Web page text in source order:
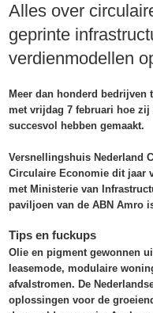
Alles over
geprinte
verdienmodellen
Meer dan honderd bedrijven
met vrijdag 7 februari hoe
succesvol hebben gemaakt.
Versnellingshuis Nederland
Circulaire Economie dit jaar
met Ministerie van
paviljoen van de ABN Amro
Tips en fuckups
Olie en pigment gewonnen
leasemode, modulaire
afvalstromen. De
oplossingen voor de